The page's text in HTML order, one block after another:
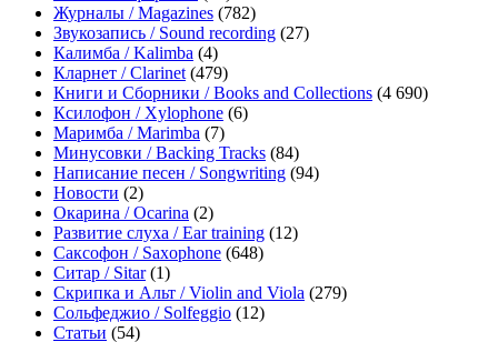
Журналы / Magazines (782)
Звукозапись / Sound recording (27)
Калимба / Kalimba (4)
Кларнет / Clarinet (479)
Книги и Сборники / Books and Collections (4 690)
Ксилофон / Xylophone (6)
Маримба / Marimba (7)
Минусовки / Backing Tracks (84)
Написание песен / Songwriting (94)
Новости (2)
Окарина / Ocarina (2)
Развитие слуха / Ear training (12)
Саксофон / Saxophone (648)
Ситар / Sitar(1)
Скрипка и Альт / Violin and Viola (279)
Сольфеджио / Solfeggio (12)
Статьи (54)